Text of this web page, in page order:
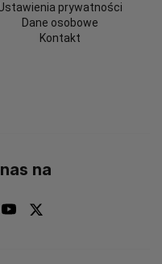
prywatności
Dane osobowe
Kontakt
na